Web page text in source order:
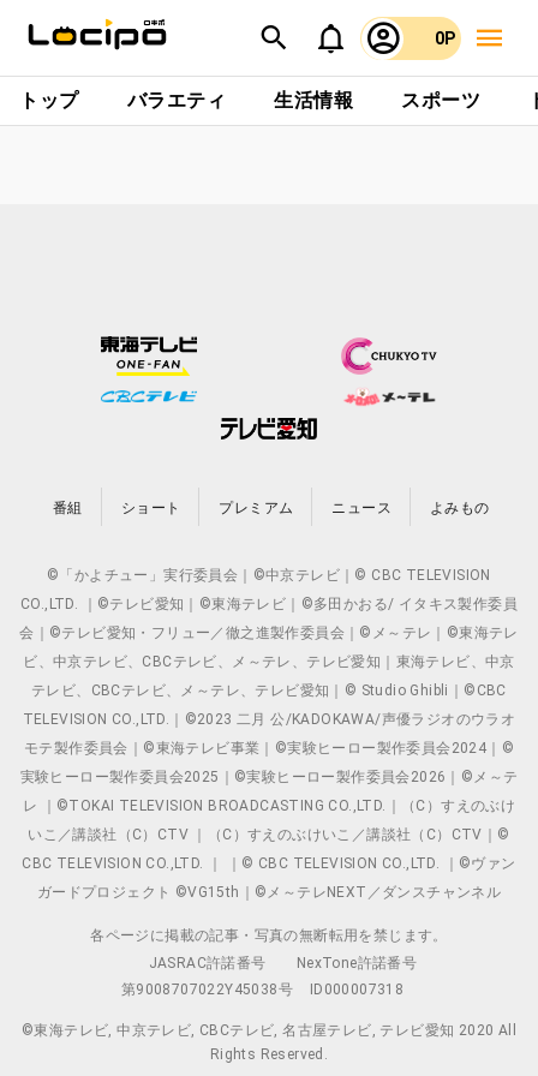
0P
トップ バラエティ 生活情報 スポーツ
番組 ショート プレミアム ニュース よみもの
©「かよチュー」実行委員会｜©中京テレビ｜© CBC TELEVISION
CO.,LTD. ｜©テレビ愛知｜©東海テレビ｜©多田かおる/ イタキス製作委員
会｜©テレビ愛知・フリュー／徹之進製作委員会｜©メ～テレ｜©東海テレ
ビ、中京テレビ、CBCテレビ、メ～テレ、テレビ愛知｜東海テレビ、中京
テレビ、CBCテレビ、メ～テレ、テレビ愛知｜© Studio Ghibli｜©CBC
TELEVISION CO.,LTD.｜©2023 二月 公/KADOKAWA/声優ラジオのウラオ
モテ製作委員会｜©東海テレビ事業｜©実験ヒーロー製作委員会2024｜©
実験ヒーロー製作委員会2025｜©実験ヒーロー製作委員会2026｜©メ～テ
レ ｜©TOKAI TELEVISION BROADCASTING CO.,LTD.｜（C）すえのぶけ
いこ／講談社（C）CTV ｜（C）すえのぶけいこ／講談社（C）CTV｜©
CBC TELEVISION CO.,LTD. ｜ ｜© CBC TELEVISION CO.,LTD. ｜©ヴァン
ガードプロジェクト ©VG15th｜©メ～テレNEXT／ダンスチャンネル
各ページに掲載の記事・写真の無断転用を禁じます。
JASRAC許諾番号
NexTone許諾番号
第9008707022Y45038号
ID000007318
©東海テレビ, 中京テレビ, CBCテレビ, 名古屋テレビ, テレビ愛知 2020 All
Rights Reserved.